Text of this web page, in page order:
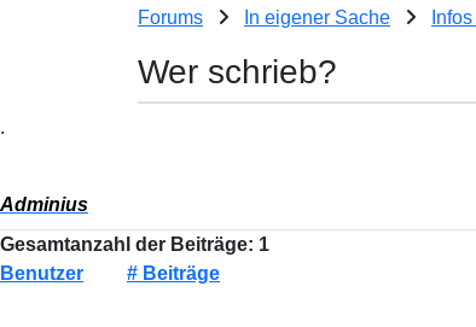
Forums In eigener Sache
Wer schrieb?
.
Adminius
Gesamtanzahl der Beiträge: 1
Benutzer
# Beiträge